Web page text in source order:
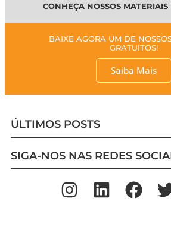
CONHEÇA NOSSOS MATERIAIS
BAIXE AGORA UM DE
GRATUITOS!
Saiba Mais
ÚLTIMOS POSTS
SIGA-NOS NAS REDES